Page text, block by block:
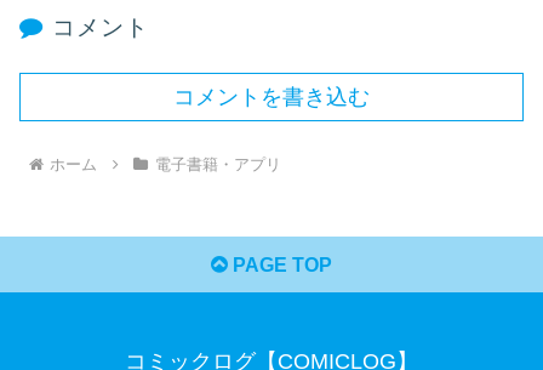
コメント
コメントを書き込む
ホーム 電子書籍・アプリ
PAGE TOP
コミックログ【COMICLOG】